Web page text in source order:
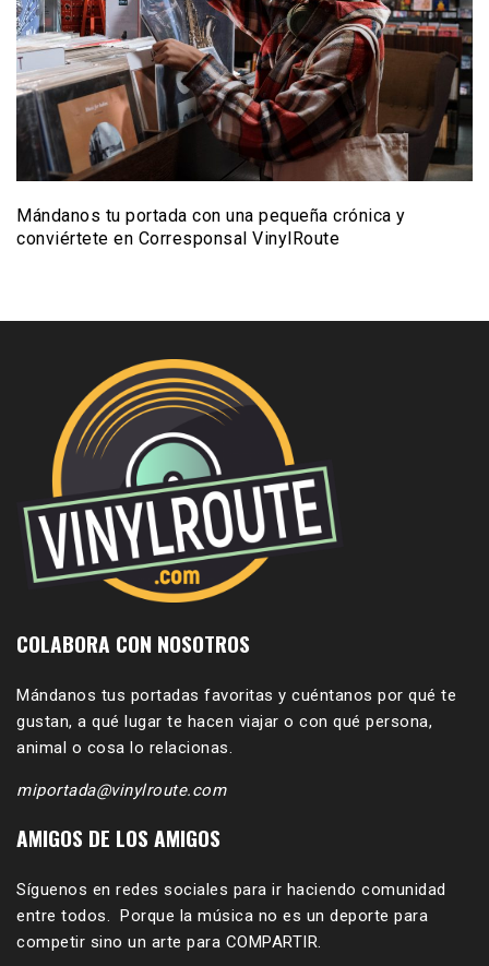
Mándanos tu portada con una pequeña crónica y
conviértete en Corresponsal VinylRoute
COLABORA CON NOSOTROS
Mándanos tus portadas favoritas y cuéntanos por qué te
gustan, a qué lugar te hacen viajar o con qué persona,
animal o cosa lo relacionas.
miportada@vinylroute.com
AMIGOS DE LOS AMIGOS
Síguenos en redes sociales para ir haciendo comunidad
entre todos. Porque la música no es un deporte para
competir sino un arte para COMPARTIR.